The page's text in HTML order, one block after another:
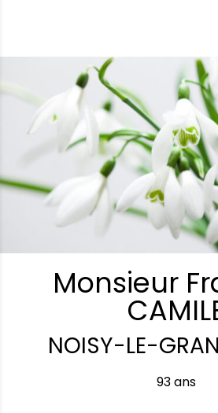
Monsieur
NOISY-LE-
93 ans